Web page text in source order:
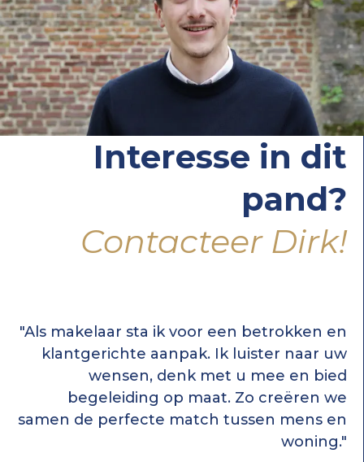
Interesse in dit
pand?
Contacteer Dirk!
"Als makelaar sta ik voor een betrokken en
klantgerichte aanpak. Ik luister naar uw
wensen, denk met u mee en bied
begeleiding op maat. Zo creëren we
samen de perfecte match tussen mens en
woning."